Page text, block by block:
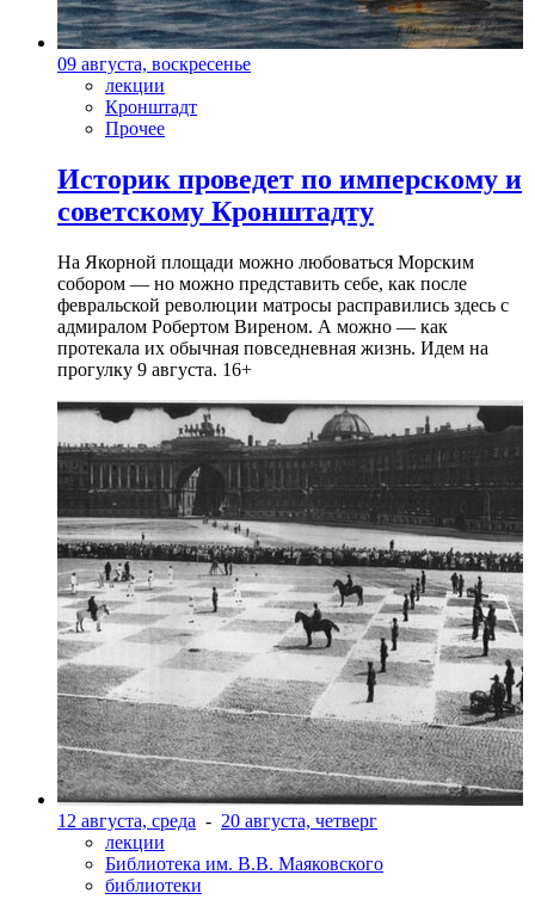
09 августа, воскресенье
лекции
Кронштадт
Прочее
Историк проведет по имперскому и
советскому Кронштадту
На Якорной площади можно любоваться Морским
собором — но можно представить себе, как после
февральской революции матросы расправились здесь с
адмиралом Робертом Виреном. А можно — как
протекала их обычная повседневная жизнь. Идем на
прогулку 9 августа. 16+
12 августа, среда - 20 августа, четверг
лекции
Библиотека им. В.В. Маяковского
библиотеки